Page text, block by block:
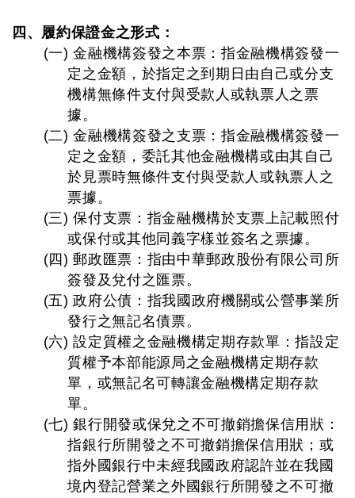
四、履約保證金之形式：
(一) 金融機構簽發之本票：指金融機構簽發一
定之金額，於指定之到期日由自己或分支
機構無條件支付與受款人或執票人之票
據。
(二) 金融機構簽發之支票：指金融機構簽發一
定之金額，委託其他金融機構或由其自己
於見票時無條件支付與受款人或執票人之
票據。
(三) 保付支票：指金融機構於支票上記載照付
或保付或其他同義字樣並簽名之票據。
(四) 郵政匯票：指由中華郵政股份有限公司所
簽發及兌付之匯票。
(五) 政府公債：指我國政府機關或公營事業所
發行之無記名債票。
(六) 設定質權之金融機構定期存款單：指設定
質權予本部能源局之金融機構定期存款
單，或無記名可轉讓金融機構定期存款
單。
(七) 銀行開發或保兌之不可撤銷擔保信用狀：
指銀行所開發之不可撤銷擔保信用狀；或
指外國銀行中未經我國政府認許並在我國
境內登記營業之外國銀行所開發之不可撤